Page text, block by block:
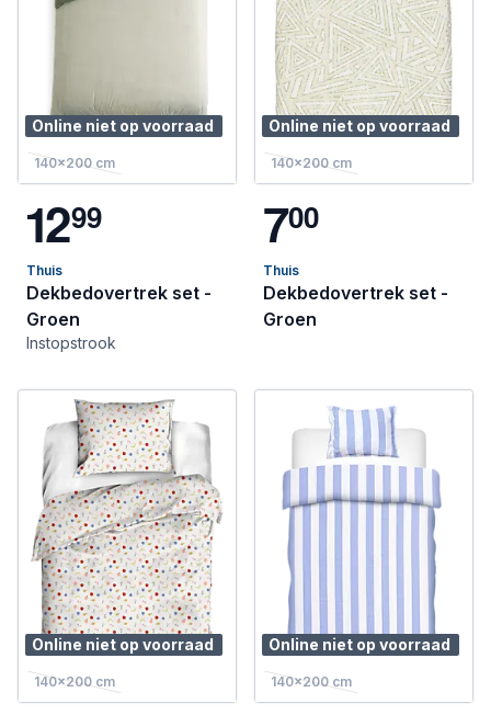
Online niet op voorraad
140x200 cm
1299
Thuis
Dekbedovertrek set -
Groen
Instopstrook
Online niet op voorraad
140x200 cm
700
Thuis
Dekbedovertrek set -
Groen
Online niet op voorraad
140x200 cm
Online niet op voorraad
140x200 cm